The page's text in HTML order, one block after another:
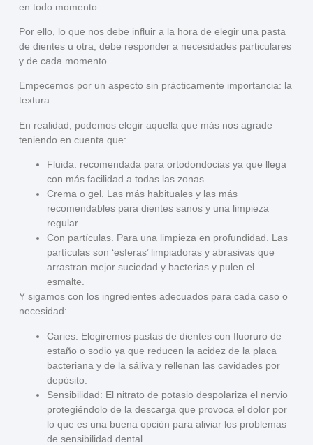
en todo momento.
Por ello, lo que nos debe influir a la hora de elegir una pasta
de dientes u otra, debe responder a necesidades particulares
y de cada momento
Empecemos por un aspecto sin prácticamente importancia: la
textura.
En realidad, podemos elegir aquella que más nos agrade
teniendo en cuenta que:
Fluida: recomendada para ortodondocias ya que llega
con más facilidad a todas las zonas.
Crema o gel . Las más habituales y las más
recomendables para dientes sanos y una limpieza
regular.
Con partículas. Para una limpieza en profundidad. Las
partículas son ‘esferas’ limpiadoras y abrasivas que
arrastran mejor suciedad y bacterias y pulen el
esmalte.
Y sigamos con los ingredientes adecuados para cada caso o
necesidad:
Caries: Elegiremos pastas de dientes con fluoruro de
estaño o sodio ya que reducen la acidez de la placa
bacteriana y de la sáliva y rellenan las cavidades por
depósito.
Sensibilidad: El nitrato de potasio despolariza el nervio
protegiéndolo de la descarga que provoca el dolor por
lo que es una buena opción para aliviar los problemas
de sensibilidad dental.